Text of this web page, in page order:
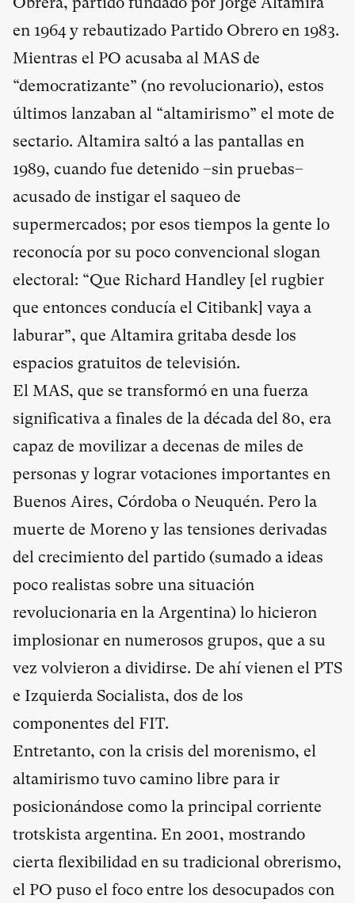
en 1964 y rebautizado Partido Obrero en 1983.
Mientras el PO acusaba al MAS de
“democratizante” (no revolucionario), estos
últimos lanzaban al “altamirismo” el mote de
sectario. Altamira saltó a las pantallas en
1989, cuando fue detenido –sin pruebas–
acusado de instigar el saqueo de
supermercados; por esos tiempos la gente lo
reconocía por su poco convencional slogan
electoral: “Que Richard Handley [el rugbier
que entonces conducía el Citibank] vaya a
laburar”, que Altamira gritaba desde los
espacios gratuitos de televisión.
El MAS, que se transformó en una fuerza
significativa a finales de la década del 80, era
capaz de movilizar a decenas de miles de
personas y lograr votaciones importantes en
Buenos Aires, Córdoba o Neuquén. Pero la
muerte de Moreno y las tensiones derivadas
del crecimiento del partido (sumado a ideas
poco realistas sobre una situación
revolucionaria en la Argentina) lo hicieron
implosionar en numerosos grupos, que a su
vez volvieron a dividirse. De ahí vienen el PTS
e Izquierda Socialista, dos de los
componentes del FIT.
Entretanto, con la crisis del morenismo, el
altamirismo tuvo camino libre para ir
posicionándose como la principal corriente
trotskista argentina. En 2001, mostrando
cierta flexibilidad en su tradicional obrerismo,
el PO puso el foco entre los desocupados con